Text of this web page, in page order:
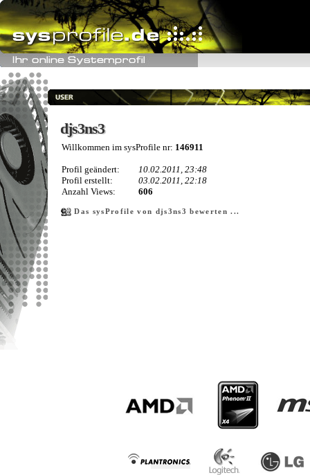
djs3ns3
djs3ns3
Willkommen im sysProfile nr: 146911
Profil geändert:
10.02.2011, 23:48
Profil erstellt:
03.02.2011, 22:18
Anzahl Views:
606
Das sysProfile von djs3ns3 bewerten ...